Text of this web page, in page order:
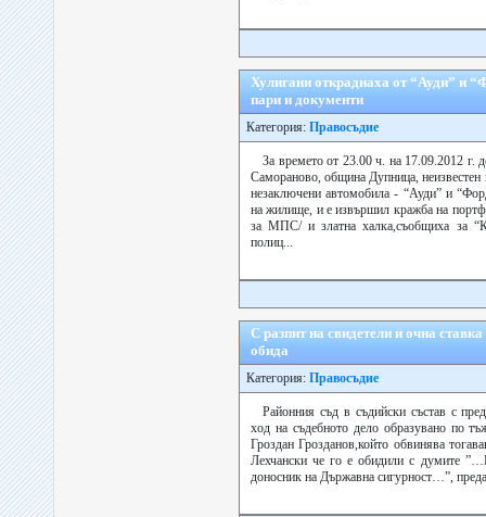
Хулигани откраднаха от “Ауди” и
пари и документи
Категория: Правосъдие
За времето от 23.00 ч. на 17.09.2012 г.
Самораново, община Дупница,
незаключени автомобила - “Ауди” и
на жилище, и е извършил кражба на
за МПС/ и златна халка,съобщиха за
полиц...
С разпит на свидетели и очна
обида
Категория: Правосъдие
Районния съд в съдийски състав с
ход на съдебното дело образувано по
Гроздан Грозданов,който обвинява
Лехчански че го е обидили с думите
доносник на Държавна сигурност…”,